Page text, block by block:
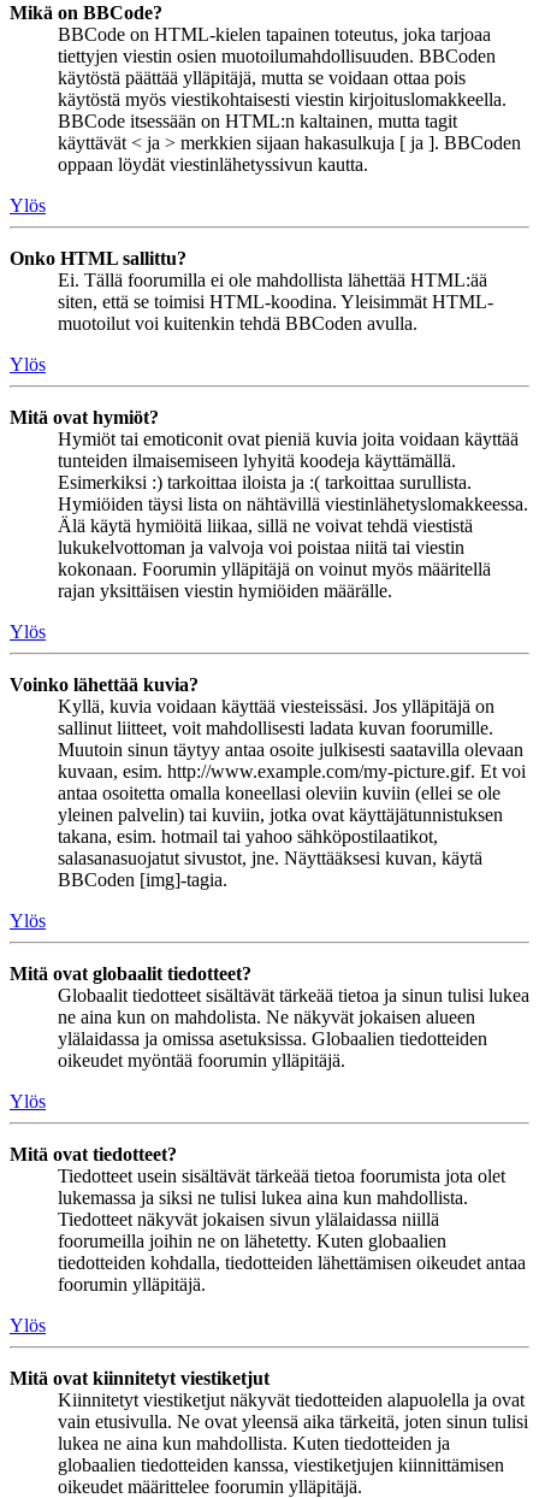
Mikä on BBCode?
BBCode on HTML-kielen tapainen toteutus, joka tarjoaa
tiettyjen viestin osien muotoilumahdollisuuden. BBCoden
käytöstä päättää ylläpitäjä, mutta se voidaan ottaa pois
käytöstä myös viestikohtaisesti viestin kirjoituslomakkeella.
BBCode itsessään on HTML:n kaltainen, mutta tagit
käyttävät < ja > merkkien sijaan hakasulkuja [ ja ]. BBCoden
oppaan löydät viestinlähetyssivun kautta.
Ylös
Onko HTML sallittu?
Ei. Tällä foorumilla ei ole mahdollista lähettää HTML:ää
siten, että se toimisi HTML-koodina. Yleisimmät HTML-
muotoilut voi kuitenkin tehdä BBCoden avulla.
Ylös
Mitä ovat hymiöt?
Hymiöt tai emoticonit ovat pieniä kuvia joita voidaan käyttää
tunteiden ilmaisemiseen lyhyitä koodeja käyttämällä.
Esimerkiksi :) tarkoittaa iloista ja :( tarkoittaa surullista.
Hymiöiden täysi lista on nähtävillä viestinlähetyslomakkeessa.
Älä käytä hymiöitä liikaa, sillä ne voivat tehdä viestistä
lukukelvottoman ja valvoja voi poistaa niitä tai viestin
kokonaan. Foorumin ylläpitäjä on voinut myös määritellä
rajan yksittäisen viestin hymiöiden määrälle.
Ylös
Voinko lähettää kuvia?
Kyllä, kuvia voidaan käyttää viesteissäsi. Jos ylläpitäjä on
sallinut liitteet, voit mahdollisesti ladata kuvan foorumille.
Muutoin sinun täytyy antaa osoite julkisesti saatavilla olevaan
kuvaan, esim. http://www.example.com/my-picture.gif. Et voi
antaa osoitetta omalla koneellasi oleviin kuviin (ellei se ole
yleinen palvelin) tai kuviin, jotka ovat käyttäjätunnistuksen
takana, esim. hotmail tai yahoo sähköpostilaatikot,
salasanasuojatut sivustot, jne. Näyttääksesi kuvan, käytä
BBCoden [img]-tagia.
Ylös
Mitä ovat globaalit tiedotteet?
Globaalit tiedotteet sisältävät tärkeää tietoa ja sinun tulisi lukea
ne aina kun on mahdolista. Ne näkyvät jokaisen alueen
ylälaidassa ja omissa asetuksissa. Globaalien tiedotteiden
oikeudet myöntää foorumin ylläpitäjä.
Ylös
Mitä ovat tiedotteet?
Tiedotteet usein sisältävät tärkeää tietoa foorumista jota olet
lukemassa ja siksi ne tulisi lukea aina kun mahdollista.
Tiedotteet näkyvät jokaisen sivun ylälaidassa niillä
foorumeilla joihin ne on lähetetty. Kuten globaalien
tiedotteiden kohdalla, tiedotteiden lähettämisen oikeudet antaa
foorumin ylläpitäjä.
Ylös
Mitä ovat kiinnitetyt viestiketjut
Kiinnitetyt viestiketjut näkyvät tiedotteiden alapuolella ja ovat
vain etusivulla. Ne ovat yleensä aika tärkeitä, joten sinun tulisi
lukea ne aina kun mahdollista. Kuten tiedotteiden ja
globaalien tiedotteiden kanssa, viestiketjujen kiinnittämisen
oikeudet määrittelee foorumin ylläpitäjä.